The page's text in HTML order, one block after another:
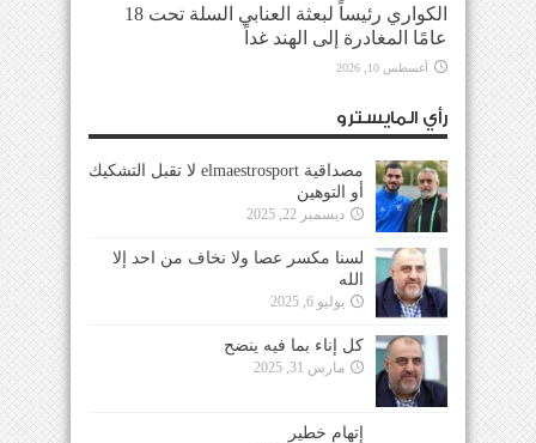
الكواري رئيساً لبعثة العنابي السلة تحت 18
عامًا المغادرة إلى الهند غداً
أغسطس 10, 2026
رأي المايسترو
مصداقية elmaestrosport لا تقبل التشكيك
أو التوهين
ديسمبر 22, 2025
لسنا مكسر عصا ولا نخاف من احد إلا
الله
يوليو 6, 2025
كل إناء بما فيه ينضح
مارس 31, 2025
إتهام خطير